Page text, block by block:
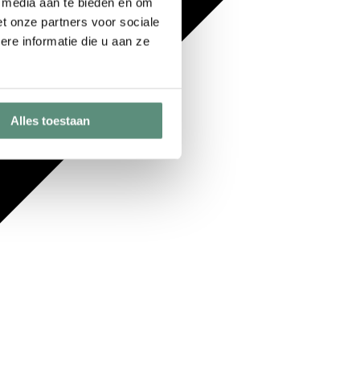
onze partners voor sociale
informatie die u aan ze
Alles toestaan